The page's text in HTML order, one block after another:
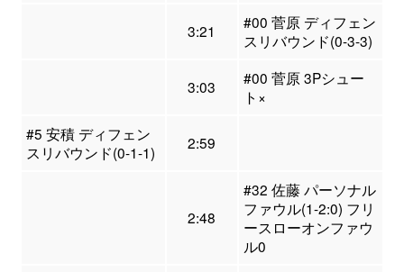
3:21
#00 菅原 ディフェン
スリバウンド(0-3-3)
3:03
#00 菅原 3Pシュー
ト×
#5 安積 ディフェン
スリバウンド(0-1-1)
2:59
2:48
#32 佐藤 パーソナル
ファウル(1-2:0) フリ
ースローオンファウ
ル0